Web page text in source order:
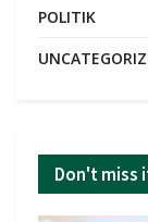
POLITIK
Don't miss